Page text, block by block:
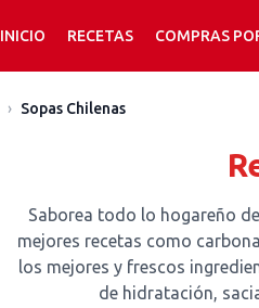
INICIO RECETAS COMPRAS
› Sopas Chilenas
Saborea todo lo hogareño
mejores recetas como
los mejores y frescos
de hidratación,